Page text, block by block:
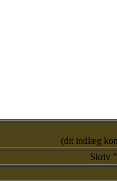
(dit indlæg
Skriv